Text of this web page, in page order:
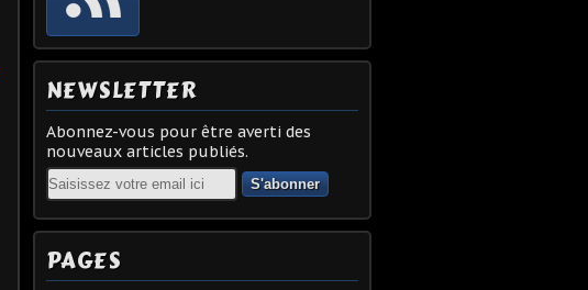
NEWSLETTER
Abonnez-vous pour être averti des
nouveaux articles publiés.
Email
PAGES